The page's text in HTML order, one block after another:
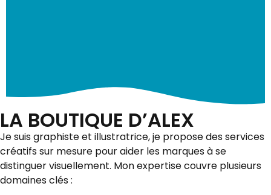
LA BOUTIQUE D’ALEX
Je suis graphiste et illustratrice, je propose des services
créatifs sur mesure pour aider les marques à se
distinguer visuellement. Mon expertise couvre plusieurs
domaines clés :